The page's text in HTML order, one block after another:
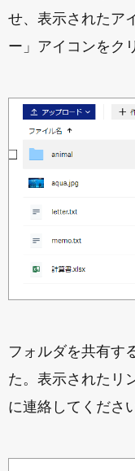
せ、表示されたア
ー」アイコンをク
フォルダを共有す
た。表示されたリ
に連絡してくださ